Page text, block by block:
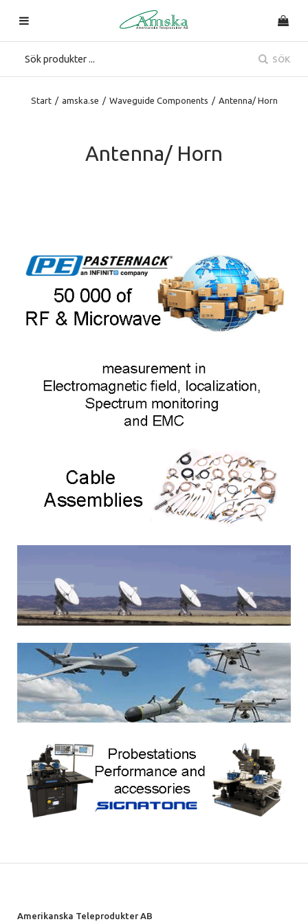
SÖK
Start / amska.se / Waveguide Components / Antenna/ Horn
Antenna/ Horn
Amerikanska Teleprodukter AB